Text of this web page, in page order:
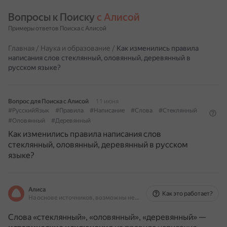
Вопросы к Поиску с Алисой
Примеры ответов Поиска с Алисой
Главная / Наука и образование / Как изменились правила
написания слов стеклянный, оловянный, деревянный в
русском языке?
Вопрос для Поиска с Алисой
11 июня
#РусскийЯзык
#Правила #Написание #Слова
#Стеклянный
#Оловянный
#Деревянный
Как изменились правила написания слов
стеклянный, оловянный, деревянный в русском
языке?
Алиса
На основе источников, возможны неточности
Как это работает?
Слова «стеклянный», «оловянный», «деревянный» —